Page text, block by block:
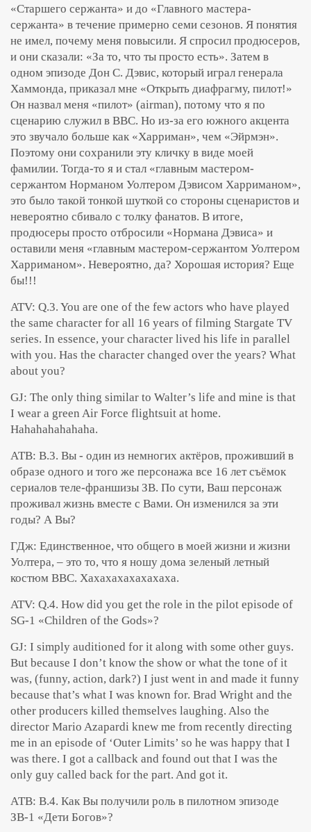
«Старшего сержанта» и до «Главного мастера-
сержанта» в течение примерно семи сезонов. Я понятия
не имел, почему меня повысили. Я спросил продюсеров,
и они сказали: «За то, что ты просто есть». Затем в
одном эпизоде Дон С. Дэвис, который играл генерала
Хаммонда, приказал мне «Открыть диафрагму, пилот!»
Он назвал меня «пилот» (airman), потому что я по
сценарию служил в ВВС. Но из-за его южного акцента
это звучало больше как «Харриман», чем «Эйрмэн».
Поэтому они сохранили эту кличку в виде моей
фамилии. Тогда-то я и стал «главным мастером-
сержантом Норманом Уолтером Дэвисом Харриманом»,
это было такой тонкой шуткой со стороны сценаристов и
невероятно сбивало с толку фанатов. В итоге,
продюсеры просто отбросили «Нормана Дэвиса» и
оставили меня «главным мастером-сержантом Уолтером
Харриманом». Невероятно, да? Хорошая история? Еще
бы!!!
ATV: Q.3. You are one of the few actors who have played
the same character for all 16 years of filming Stargate TV
series. In essence, your character lived his life in parallel
with you. Has the character changed over the years? What
about you?
GJ: The only thing similar to Walter’s life and mine is that
I wear a green Air Force flightsuit at home.
Hahahahahahaha.
АТВ: В.3. Вы - один из немногих актёров, проживший в
образе одного и того же персонажа все 16 лет съёмок
сериалов теле-франшизы ЗВ. По сути, Ваш персонаж
проживал жизнь вместе с Вами. Он изменился за эти
годы? А Вы?
ГДж: Единственное, что общего в моей жизни и жизни
Уолтера, – это то, что я ношу дома зеленый летный
костюм ВВС. Хахахахахахахаха.
ATV: Q.4. How did you get the role in the pilot episode of
SG-1 «Children of the Gods»?
GJ: I simply auditioned for it along with some other guys.
But because I don’t know the show or what the tone of it
was, (funny, action, dark?) I just went in and made it funny
because that’s what I was known for. Brad Wright and the
other producers killed themselves laughing. Also the
director Mario Azapardi knew me from recently directing
me in an episode of ‘Outer Limits’ so he was happy that I
was there. I got a callback and found out that I was the
only guy called back for the part. And got it.
АТВ: В.4. Как Вы получили роль в пилотном эпизоде
ЗВ-1 «Дети Богов»?